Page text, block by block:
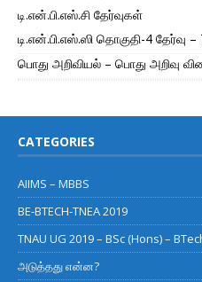
டி.என்.பி.எஸ்.சி தேர்வுகள்
டி.என்.பி.எஸ்.ஸி தொகுதி-4 தேர்வு
பொது அறிவியல் – பொது அறிவு
CATEGORIES
AIIMS – MBBS
BE-BTECH-TNEA 2019
TNAU UG 2019 – BSc (Hons) –
அடுத்தது என்ன?